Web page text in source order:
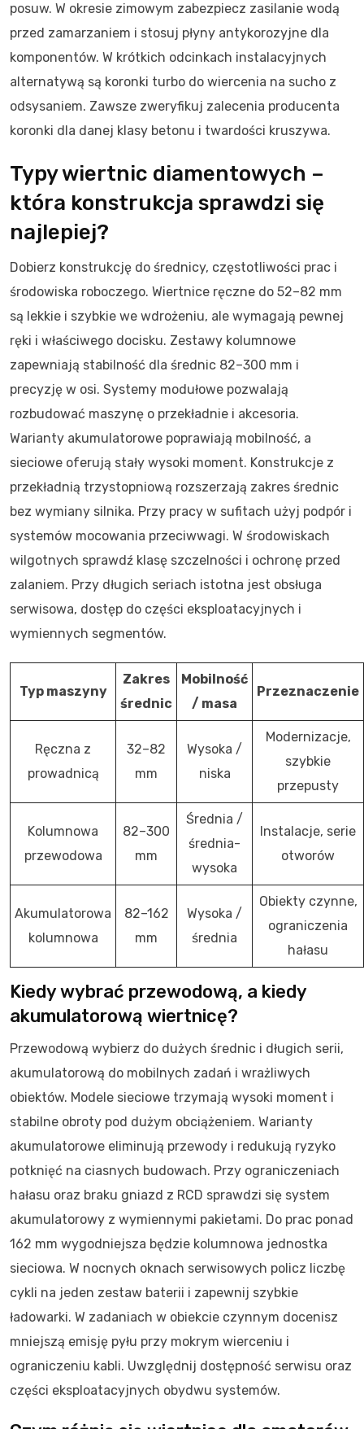
posuw. W okresie zimowym zabezpiecz zasilanie wodą
przed zamarzaniem i stosuj płyny antykorozyjne dla
komponentów. W krótkich odcinkach instalacyjnych
alternatywą są koronki turbo do wiercenia na sucho z
odsysaniem. Zawsze zweryfikuj zalecenia producenta
koronki dla danej klasy betonu i twardości kruszywa.
Typy wiertnic diamentowych –
która konstrukcja sprawdzi się
najlepiej?
Dobierz konstrukcję do średnicy, częstotliwości prac i
środowiska roboczego. Wiertnice ręczne do 52–82 mm
są lekkie i szybkie we wdrożeniu, ale wymagają pewnej
ręki i właściwego docisku. Zestawy kolumnowe
zapewniają stabilność dla średnic 82–300 mm i
precyzję w osi. Systemy modułowe pozwalają
rozbudować maszynę o przekładnie i akcesoria.
Warianty akumulatorowe poprawiają mobilność, a
sieciowe oferują stały wysoki moment. Konstrukcje z
przekładnią trzystopniową rozszerzają zakres średnic
bez wymiany silnika. Przy pracy w sufitach użyj podpór i
systemów mocowania przeciwwagi. W środowiskach
wilgotnych sprawdź klasę szczelności i ochronę przed
zalaniem. Przy długich seriach istotna jest obsługa
serwisowa, dostęp do części eksploatacyjnych i
wymiennych segmentów.
Typ maszyny
Zakres
średnic
Mobilność
/ masa
Przeznaczenie
Ręczna z
prowadnicą
32–82
mm
Wysoka /
niska
Modernizacje,
szybkie
przepusty
Kolumnowa
przewodowa
82–300
mm
Średnia /
średnia-
wysoka
Instalacje, serie
otworów
Akumulatorowa
kolumnowa
82–162
mm
Wysoka /
średnia
Obiekty czynne,
ograniczenia
hałasu
Kiedy wybrać przewodową, a kiedy
akumulatorową wiertnicę?
Przewodową wybierz do dużych średnic i długich serii,
akumulatorową do mobilnych zadań i wrażliwych
obiektów. Modele sieciowe trzymają wysoki moment i
stabilne obroty pod dużym obciążeniem. Warianty
akumulatorowe eliminują przewody i redukują ryzyko
potknięć na ciasnych budowach. Przy ograniczeniach
hałasu oraz braku gniazd z RCD sprawdzi się system
akumulatorowy z wymiennymi pakietami. Do prac ponad
162 mm wygodniejsza będzie kolumnowa jednostka
sieciowa. W nocnych oknach serwisowych policz liczbę
cykli na jeden zestaw baterii i zapewnij szybkie
ładowarki. W zadaniach w obiekcie czynnym docenisz
mniejszą emisję pyłu przy mokrym wierceniu i
ograniczeniu kabli. Uwzględnij dostępność serwisu oraz
części eksploatacyjnych obydwu systemów.